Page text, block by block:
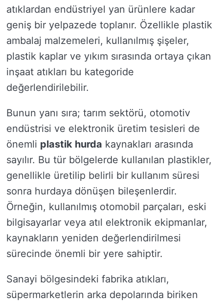
atıklardan endüstriyel yan ürünlere kadar
geniş bir yelpazede toplanır. Özellikle plastik
ambalaj malzemeleri, kullanılmış şişeler,
plastik kaplar ve yıkım sırasında ortaya çıkan
inşaat atıkları bu kategoride
değerlendirilebilir.
Bunun yanı sıra; tarım sektörü, otomotiv
endüstrisi ve elektronik üretim tesisleri de
önemli plastik hurda kaynakları arasında
sayılır. Bu tür bölgelerde kullanılan plastikler,
genellikle üretilip belirli bir kullanım süresi
sonra hurdaya dönüşen bileşenlerdir.
Örneğin, kullanılmış otomobil parçaları, eski
bilgisayarlar veya atıl elektronik ekipmanlar,
kaynakların yeniden değerlendirilmesi
sürecinde önemli bir yere sahiptir.
Sanayi bölgesindeki fabrika atıkları,
süpermarketlerin arka depolarında biriken